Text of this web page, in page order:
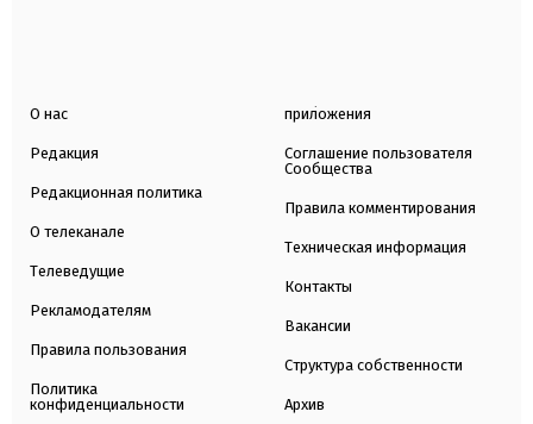
О нас
Редакция
Редакционная политика
О телеканале
Телеведущие
Рекламодателям
Правила пользования
Политика
конфиденциальности
приложения
Соглашение пользователя
Сообщества
Правила комментирования
Техническая информация
Контакты
Вакансии
Структура собственности
Архив